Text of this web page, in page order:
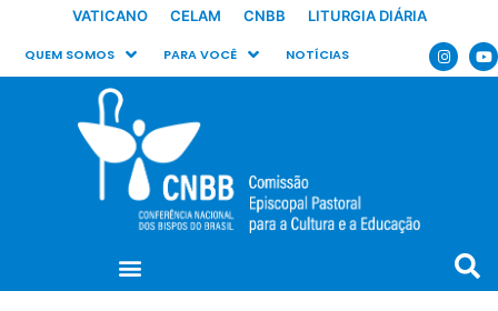
VATICANO CELAM CNBB LITURGIA DIÁRIA
QUEM SOMOS PARA VOCÊ NOTÍCIAS